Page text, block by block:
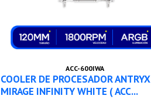
ACC-600IWA
COOLER DE PROCESADOR ANTRYX
MIRAGE INFINITY WHITE ( ACC...